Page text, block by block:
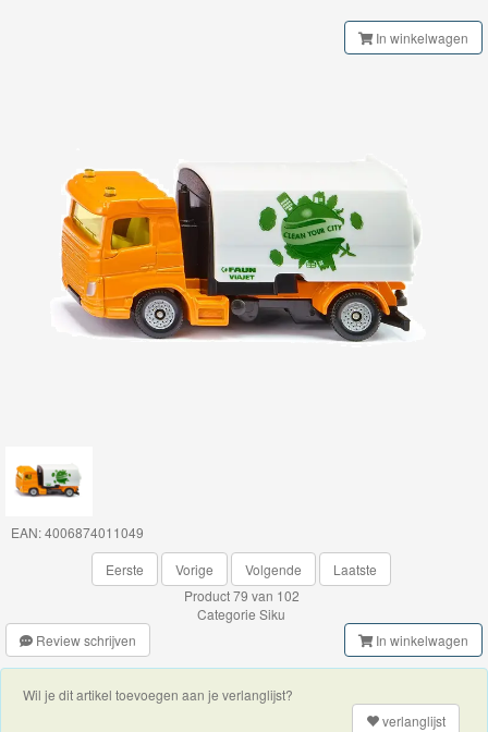
Treinen
Thomas
Trackmaster
motorized
Along
Thomas
hout
Thomas
Adventures
In winkelwagen
EAN: 4006874011049
Eerste
Vorige Volgende
Laatste
Product 79 van 102
Categorie Siku
Review schrijven
In winkelwagen
Wil je dit artikel toevoegen aan je verlanglijst?
verlanglijst